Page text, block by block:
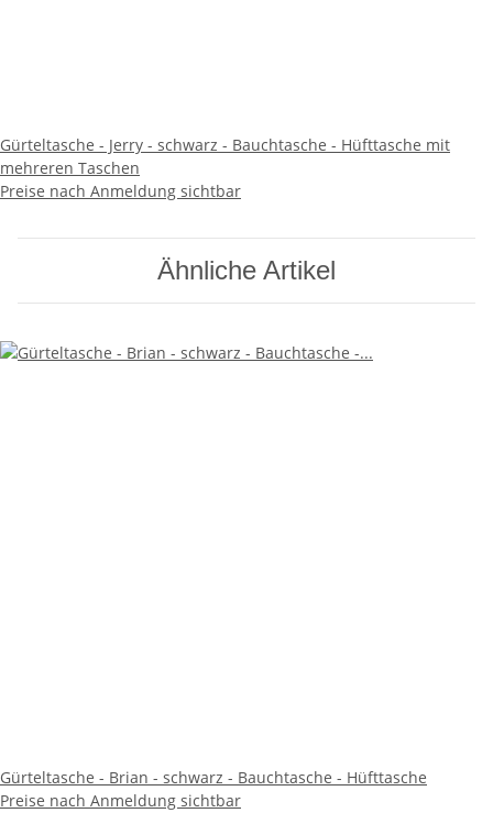
Gürteltasche - Jerry - schwarz - Bauchtasche - Hüfttasche mit
mehreren Taschen
Preise nach Anmeldung sichtbar
Ähnliche Artikel
Gürteltasche - Brian - schwarz - Bauchtasche - Hüfttasche
Preise nach Anmeldung sichtbar